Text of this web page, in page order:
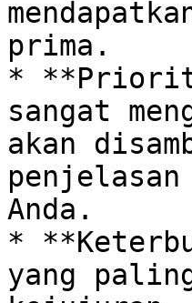
prima.
*
sangat
akan
Anda.
*
yang